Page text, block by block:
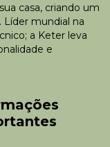
casa, criando um
mundial na
a Keter leva
e